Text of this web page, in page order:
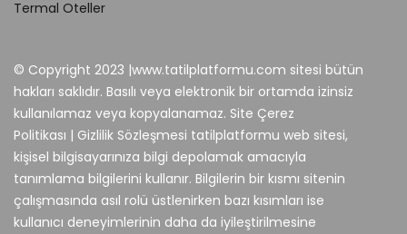
Termal Oteller
© Copyright 2023 |www.tatilplatformu.com sitesi bütün
hakları saklıdır. Basılı veya elektronik bir ortamda izinsiz
kullanılamaz veya kopyalanamaz. Site Çerez
Politikası | Gizlilik Sözleşmesi tatilplatformu web sitesi,
kişisel bilgisayarınıza bilgi depolamak amacıyla
tanımlama bilgilerini kullanır. Bilgilerin bir kısmı sitenin
çalışmasında asıl rolü üstlenirken bazı kısımları ise
kullanıcı deneyimlerinin daha da iyileştirilmesine